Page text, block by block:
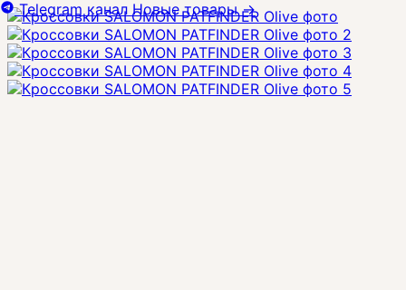
Telegram канал Новые товары→